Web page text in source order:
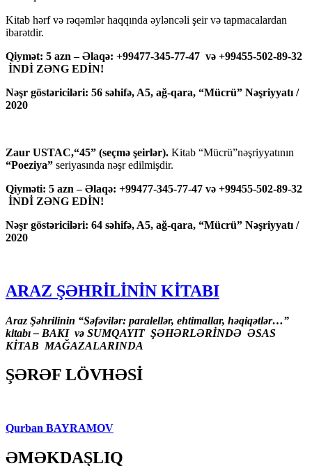
Kitab hərf və rəqəmlər haqqında əyləncəli şeir və tapmacalardan
ibarətdir.
Qiymət: 5 azn – Əlaqə: +99477-345-77-47 və +99455-502-89-32
İNDİ ZƏNG EDİN!
Nəşr göstəriciləri: 56 səhifə, A5, ağ-qara, “Mücrü” Nəşriyyatı /
2020
Zaur USTAC,“45” (seçmə şeirlər). Kitab “Mücrü”nəşriyyatının
“Poeziya” seriyasında nəşr edilmişdir.
Qiyməti: 5 azn – Əlaqə: +99477-345-77-47 və +99455-502-89-32
İNDİ ZƏNG EDİN!
Nəşr göstəriciləri: 64 səhifə, A5, ağ-qara, “Mücrü” Nəşriyyatı /
2020
ARAZ ŞƏHRİLİNİN KİTABI
Araz Şəhrilinin “Səfəvilər: paralellər, ehtimallar, həqiqətlər…”
kitabı – BAKI və SUMQAYIT ŞƏHƏRLƏRİNDƏ ƏSAS
KİTAB MAĞAZALARINDA
ŞƏRƏF LÖVHƏSİ
Qurban BAYRAMOV
ƏMƏKDAŞLIQ